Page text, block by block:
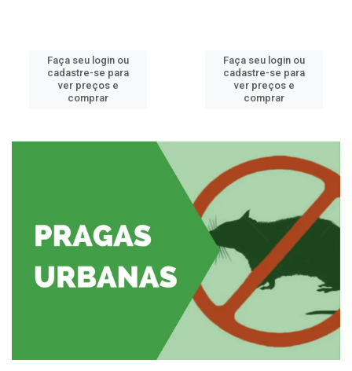
Faça seu login ou
cadastre-se para
ver preços e
comprar
Faça seu login ou
cadastre-se para
ver preços e
comprar